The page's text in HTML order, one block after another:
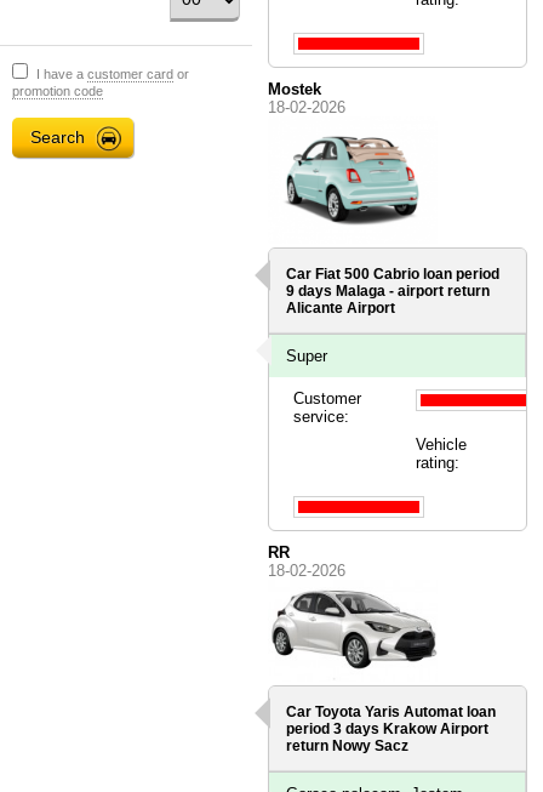
I have a customer card or
promotion code
Mostek
18-02-2026
Car Fiat 500 Cabrio loan period
9 days Malaga - airport return
Alicante Airport
Super
Customer
service:
Vehicle
rating:
RR
18-02-2026
Car Toyota Yaris Automat loan
period 3 days Krakow Airport
return Nowy Sacz